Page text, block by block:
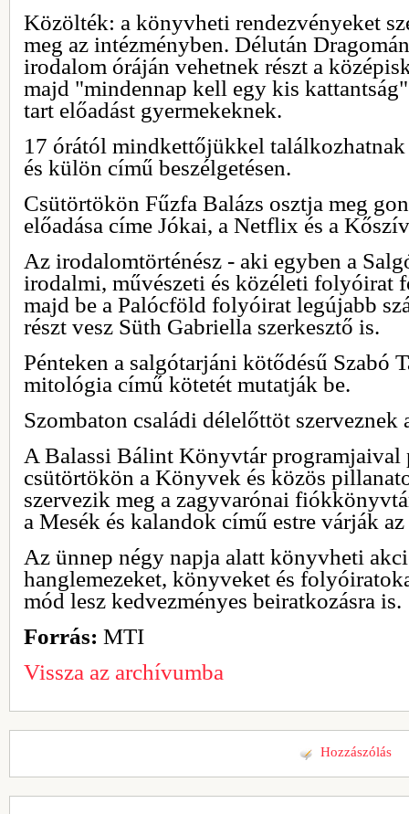
Közölték: a könyvheti rendezvényeket
meg az intézményben. Délután
irodalom óráján vehetnek részt a
majd "mindennap kell egy kis
tart előadást gyermekeknek.
17 órától mindkettőjükkel
és külön című beszélgetésen.
Csütörtökön Fűzfa Balázs osztja meg
előadása címe Jókai, a Netflix és a
Az irodalomtörténész - aki egyben a
irodalmi, művészeti és közéleti folyóirat
majd be a Palócföld folyóirat legújabb
részt vesz Süth Gabriella szerkesztő is.
Pénteken a salgótarjáni kötődésű Szabó
mitológia című kötetét mutatják be.
Szombaton családi délelőttöt szerveznek
A Balassi Bálint Könyvtár programjaival
csütörtökön a Könyvek és közös
szervezik meg a zagyvarónai
a Mesék és kalandok című estre várják
Az ünnep négy napja alatt könyvheti
hanglemezeket, könyveket és
mód lesz kedvezményes beiratkozásra is.
Forrás: MTI
Vissza az archívumba
Hozzászólás